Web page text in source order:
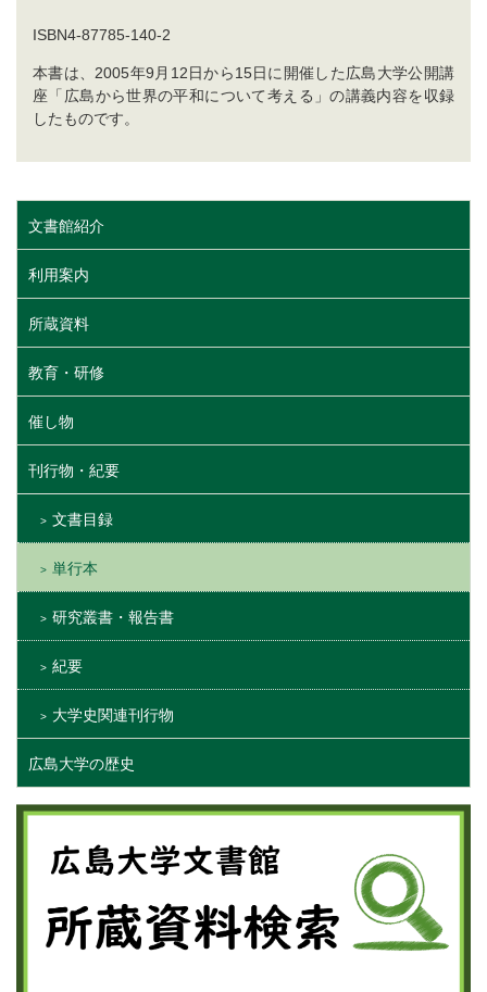
ISBN4-87785-140-2
本書は、2005年9月12日から15日に開催した広島大学公開講
座「広島から世界の平和について考える」の講義内容を収録
したものです。
文書館紹介
利用案内
所蔵資料
教育・研修
催し物
刊行物・紀要
文書目録
単行本
研究叢書・報告書
紀要
大学史関連刊行物
広島大学の歴史